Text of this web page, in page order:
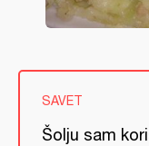
SAVET
Šolju sam